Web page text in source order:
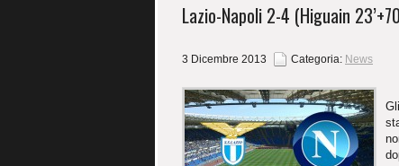
Lazio-Napoli 2-4 (Higuain
3 Dicembre 2013 Categoria: News